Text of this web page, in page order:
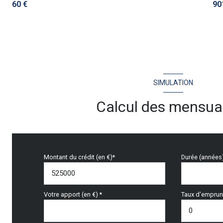
60 €
SIMULATION
Calcul des
Montant du crédit (en €)* Durée
Votre apport (en €) * Taux